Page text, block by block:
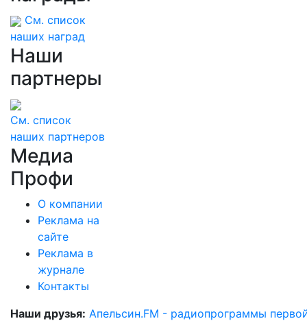
См. список
наших наград
Наши
партнеры
См. список
наших партнеров
Медиа
Профи
О компании
Реклама на
сайте
Реклама в
журнале
Контакты
Наши друзья: Апельсин.FM - радиопрограммы